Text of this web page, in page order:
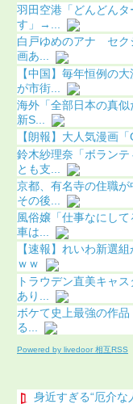
羽田空港「どんどん
す」→...
白戸ゆめのアナ セク
画あ...
【中国】毎年恒例の
が市街...
海外「全部日本の真
新S...
【朗報】大人気漫画
鈴木紗理奈「ボラン
とも支...
京都、有名寺の住職が
その後...
風俗嬢「仕事なにし
車は...
【速報】れいわ新選
ｗｗ
トラウデン直美キャ
あり...
ボケて史上最強の作
る...
Powered by livedoor 相互RSS
身近すぎる“厄介な